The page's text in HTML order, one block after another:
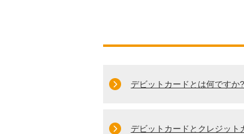
デビットカードとは何ですか?
デビットカードとクレジット